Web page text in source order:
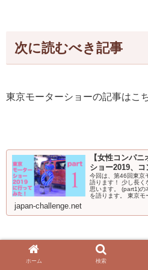
次に読むべき記事
東京モーターショーの記事はこ
【女性コンパ
ショー2019、
今回は、第46回東京
語ります！ 少し長く
思います。 (part1)の
を語ります。 東京モ
japan-challenge.net
ホーム 検索